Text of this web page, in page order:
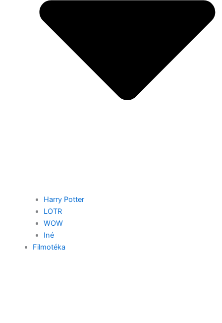
Harry Potter
LOTR
WOW
Iné
Filmotéka